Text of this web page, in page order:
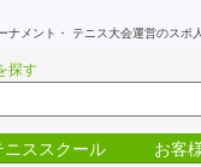
メント・ テニス大会運営のスポ
探す
ニススクール お客